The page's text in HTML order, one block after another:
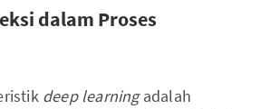
dalam Proses
deep learningadalah